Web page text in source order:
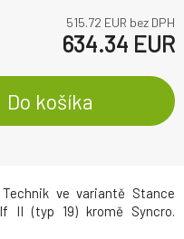
ve variantě Stance
II (typ 19) kromě Syncro.
515.72 EUR bez DPH
634.34 EUR
Do košíka